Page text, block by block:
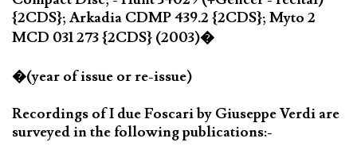
{2CDS}; Arkadia CDMP 439.2 {2CDS}; Myto 2
MCD 031 273 {2CDS} (2003)�
�(year of issue or re-issue)
Recordings of I due Foscari by Giuseppe Verdi are
surveyed in the following publications:-